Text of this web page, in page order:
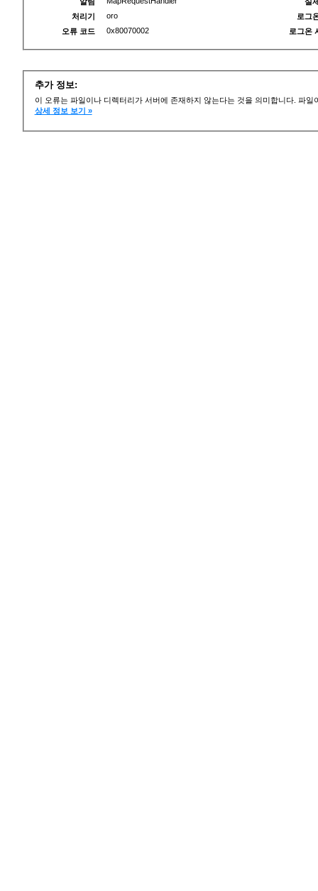
처리기
oro
오류 코드
0x80070002
로그
로그온
추가 정보:
이 오류는 파일이나 디렉터리가 서버에 존재하지 않는다는 것을 의미합니다. 파
상세 정보 보기 »